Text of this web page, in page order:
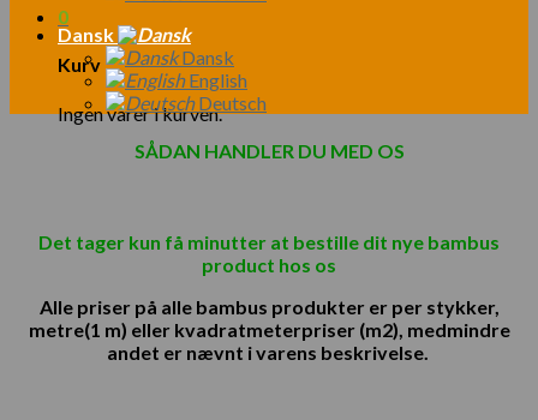
0
Kurv
Ingen varer i kurven.
Dansk
Dansk
English
Deutsch
SÅDAN HANDLER DU MED OS
Det tager kun få minutter at bestille dit nye bambus
product hos os
Alle priser på alle bambus produkter er per stykker,
metre(1 m) eller kvadratmeterpriser (m2), medmindre
andet er nævnt i varens beskrivelse.